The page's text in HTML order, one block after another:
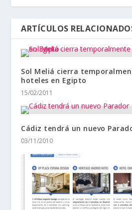
ARTÍCULOS
Sol Meliá cierra
hoteles en Egipto
15/02/2011
Cádiz tendrá un nuevo
03/11/2010